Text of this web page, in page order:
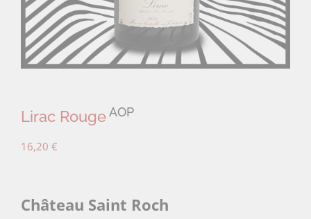
Lirac RougeAOP
16,20 €
Château Saint Roch